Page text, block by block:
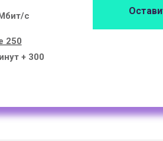
с
250
+ 300